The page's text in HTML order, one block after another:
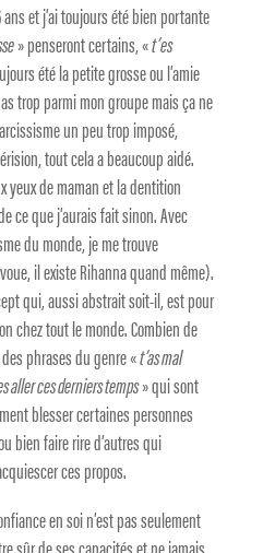
ans et j’ai toujours été bien portante
» penseront certains, «t’es
été la petite grosse ou l’amie
trop parmi mon groupe mais ça ne
un peu trop imposé,
tout cela a beaucoup aidé.
yeux de maman et la dentition
ce que j’aurais fait sinon. Avec
du monde, je me trouve
il existe Rihanna quand même).
qui, aussi abstrait soit-il, est pour
chez tout le monde. Combien de
phrases du genre «t’as mal
aller ces derniers temps» qui sont
blesser certaines personnes
bien faire rire d’autres qui
ces propos.
en soi n’est pas seulement